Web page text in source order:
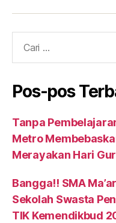
Pos-pos
Tanpa
Metro
Merayakan Hari
Bangga!! SMA
Sekolah Swasta
TIK Kemendikbud